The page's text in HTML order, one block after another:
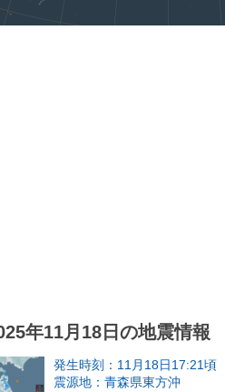
年11月18日の地震情報
発生時刻：11月18日17:21頃
震源地：青森県東方沖